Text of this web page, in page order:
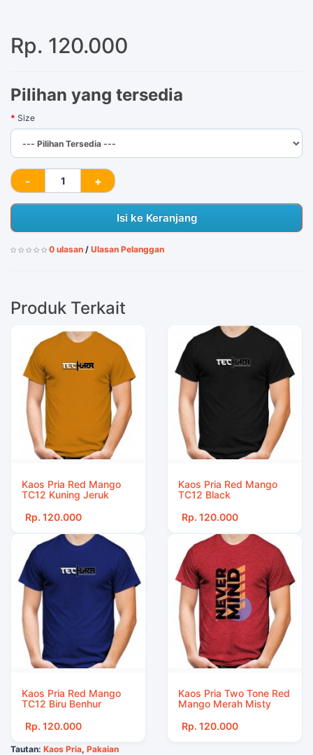
Rp. 120.000
Pilihan yang tersedia
Size
Isi ke Keranjang
0 ulasan / Ulasan Pelanggan
Produk Terkait
Kaos Pria Red Mango
TC12 Kuning Jeruk
Rp. 120.000
Kaos Pria Red Mango
TC12 Black
Rp. 120.000
Kaos Pria Red Mango
TC12 Biru Benhur
Rp. 120.000
Kaos Pria Two Tone Red
Mango Merah Misty
Rp. 120.000
Tautan: Kaos Pria, Pakaian